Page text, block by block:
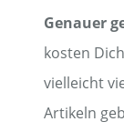
Genauer
kosten
vielleicht
Artikeln